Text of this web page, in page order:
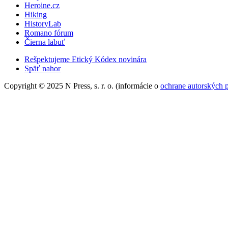
Heroine.cz
Hiking
HistoryLab
Romano fórum
Čierna labuť
Rešpektujeme Etický Kódex novinára
Späť nahor
Copyright © 2025 N Press, s. r. o. (informácie o ochrane autorských